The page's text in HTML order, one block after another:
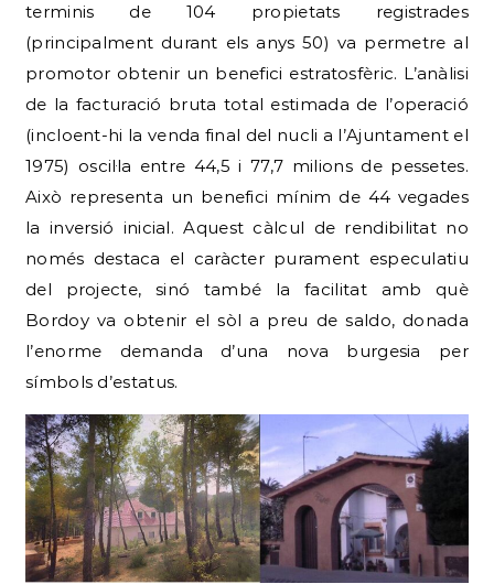
terminis de 104 propietats registrades
(principalment durant els anys 50) va permetre al
promotor obtenir un benefici estratosfèric. L’anàlisi
de la facturació bruta total estimada de l’operació
(incloent-hi la venda final del nucli a l’Ajuntament el
1975) oscil·la entre 44,5 i 77,7 milions de pessetes.
Això representa un benefici mínim de 44 vegades
la inversió inicial. Aquest càlcul de rendibilitat no
només destaca el caràcter purament especulatiu
del projecte, sinó també la facilitat amb què
Bordoy va obtenir el sòl a preu de saldo, donada
l’enorme demanda d’una nova burgesia per
símbols d’estatus.